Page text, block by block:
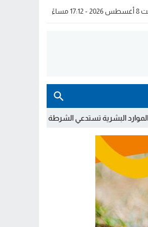
مساءً
الشرطة لاعتقال عاملة طالبت بعطلتها